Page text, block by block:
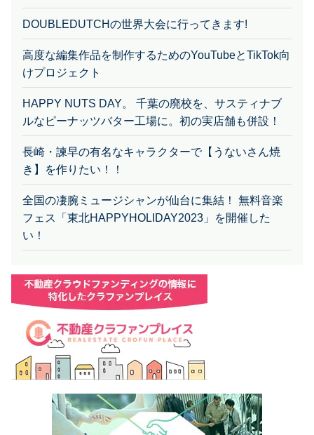
DOUBLEDUTCHの世界大会に行ってきます!
高度な編集作品を制作するためのYouTubeとTikTok向
けプロジェクト
HAPPY NUTS DAY。 千葉の廃校を、サスティナブ
ルなピーナッツバター工場に。初の実店舗も併設！
長崎・諫早の有名なキャラクターで【うないさん焼
き】を作りたい！！
全国の凄腕ミュージシャンが仙台に集結！ 無料音楽
フェス「東北HAPPYHOLIDAY2023」を開催した
い！